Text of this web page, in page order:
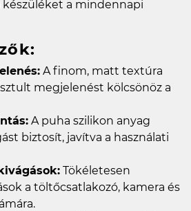
készüléket a mindennapi
A finom, matt textúra
megjelenést kölcsönöz a
A puha szilikon anyag
biztosít, javítva a használati
Tökéletesen
a töltőcsatlakozó, kamera és